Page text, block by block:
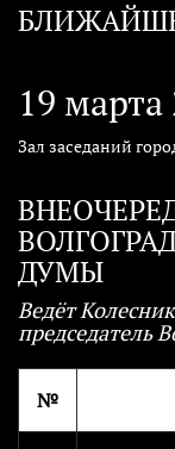
19 марта
Зал заседаний
ДУМЫ
Ведёт
председатель
№